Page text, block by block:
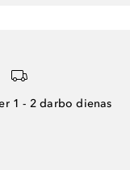
1 - 2 darbo dienas